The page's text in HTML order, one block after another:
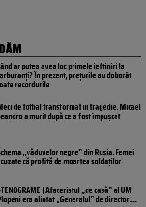
ar putea avea loc primele ieftiniri la
În prezent, prețurile au doborât
recordurile
de fotbal transformat în tragedie. Micael
a murit după ce a fost împușcat
„văduvelor negre” din Rusia. Femei
că profită de moartea soldaților
| Afaceristul „de casă” al UM
era alintat „Generalul” de director....